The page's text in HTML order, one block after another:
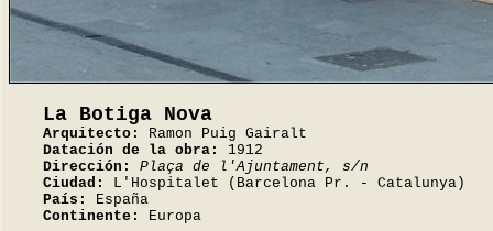
La Botiga Nova
Arquitecto:
Ramon Puig Gairalt
Datación de la obra:
1912
Dirección:
Plaça de l'Ajuntament, s/n
Ciudad:
L'Hospitalet (Barcelona Pr. - Catalunya)
País:
España
Continente:
Europa